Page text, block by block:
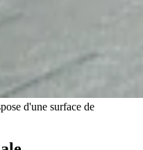
d'une surface de